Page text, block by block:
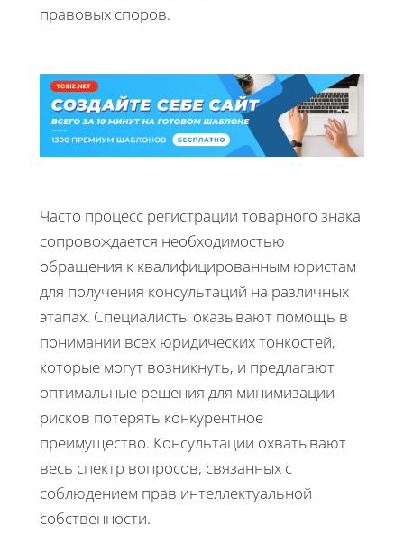
правовых споров.
Часто процесс регистрации товарного знака
сопровождается необходимостью
обращения к квалифицированным юристам
для получения консультаций на различных
этапах. Специалисты оказывают помощь в
понимании всех юридических тонкостей,
которые могут возникнуть, и предлагают
оптимальные решения для минимизации
рисков потерять конкурентное
преимущество. Консультации охватывают
весь спектр вопросов, связанных с
соблюдением прав интеллектуальной
собственности.